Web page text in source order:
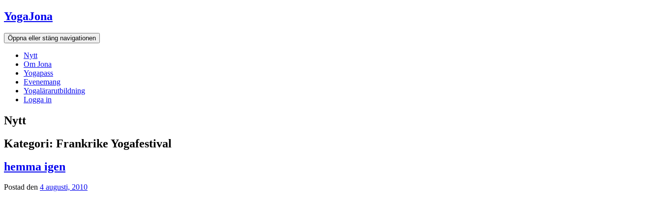
Hoppa
till
innehållet
YogaJona
Öppna eller stäng navigationen
Nytt
Om Jona
Yogapass
Evenemang
Yogalärarutbildning
Logga in
Nytt
Kategori: Frankrike Yogafestival
hemma igen
Postad den 4 augusti, 2010